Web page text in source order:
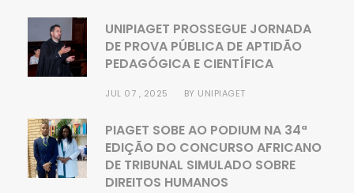
UNIPIAGET PROSSEGUE JORNADA
DE PROVA PÚBLICA DE APTIDÃO
PEDAGÓGICA E CIENTÍFICA
JUL 07 , 2025 BY UNIPIAGET
PIAGET SOBE AO PODIUM NA 34ª
EDIÇÃO DO CONCURSO AFRICANO
DE TRIBUNAL SIMULADO SOBRE
DIREITOS HUMANOS